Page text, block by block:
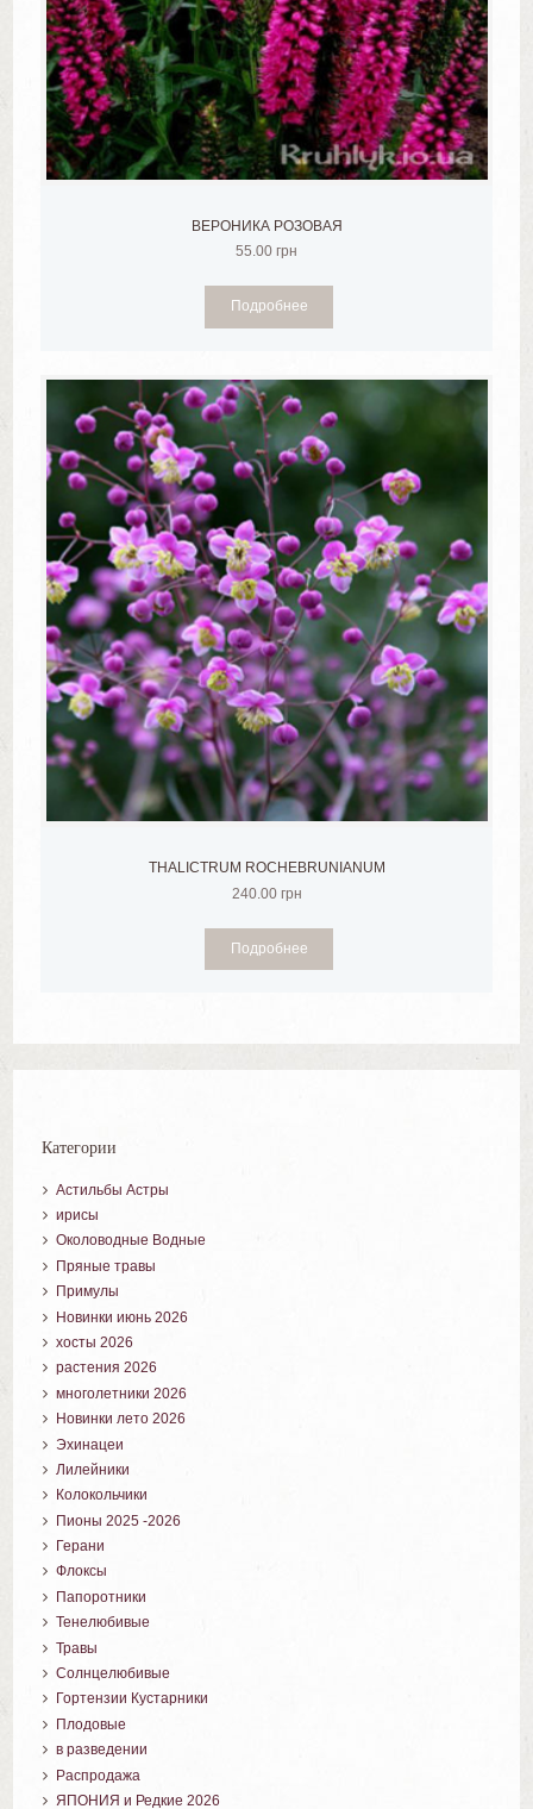
ВЕРОНИКА РОЗОВАЯ
55.00 грн
Подробнее
THALICTRUM ROCHEBRUNIANUM
240.00 грн
Подробнее
Категории
Астильбы Астры
ирисы
Околоводные Водные
Пряные травы
Примулы
Новинки июнь 2026
хосты 2026
растения 2026
многолетники 2026
Новинки лето 2026
Эхинацеи
Лилейники
Колокольчики
Пионы 2025 -2026
Герани
Флоксы
Папоротники
Тенелюбивые
Травы
Солнцелюбивые
Гортензии Кустарники
Плодовые
в разведении
Распродажа
ЯПОНИЯ и Редкие 2026